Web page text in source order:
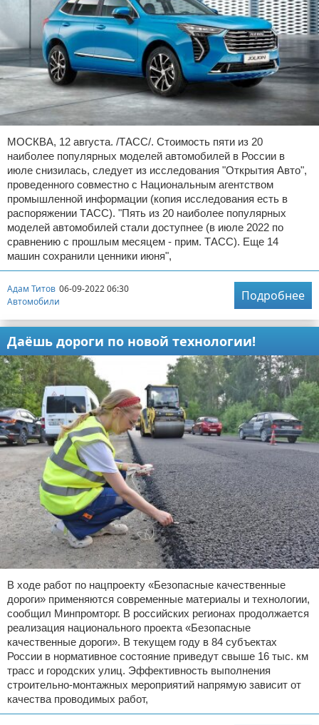
МОСКВА, 12 августа. /ТАСС/. Стоимость пяти из 20
наиболее популярных моделей автомобилей в России в
июле снизилась, следует из исследования "Открытия Авто",
проведенного совместно с Национальным агентством
промышленной информации (копия исследования есть в
распоряжении ТАСС). "Пять из 20 наиболее популярных
моделей автомобилей стали доступнее (в июле 2022 по
сравнению с прошлым месяцем - прим. ТАСС). Еще 14
машин сохранили ценники июня",
Адам Титов 06-09-2022 06:30
Автомобили
Подробнее
Даёшь дороги по новой технологии!
В ходе работ по нацпроекту «Безопасные качественные
дороги» применяются современные материалы и технологии,
сообщил Минпромторг. В российских регионах продолжается
реализация национального проекта «Безопасные
качественные дороги». В текущем году в 84 субъектах
России в нормативное состояние приведут свыше 16 тыс. км
трасс и городских улиц. Эффективность выполнения
строительно-монтажных мероприятий напрямую зависит от
качества проводимых работ,